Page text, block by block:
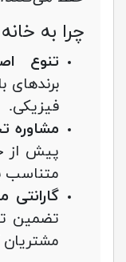
چرا به
تنوع
برندهای
فیزیکی.
مشاوره
پیش از
متناسب
تضمین
مشتریان